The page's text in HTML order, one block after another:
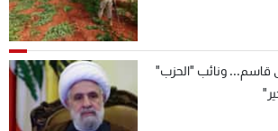
قاسم... ونائب "الحزب"